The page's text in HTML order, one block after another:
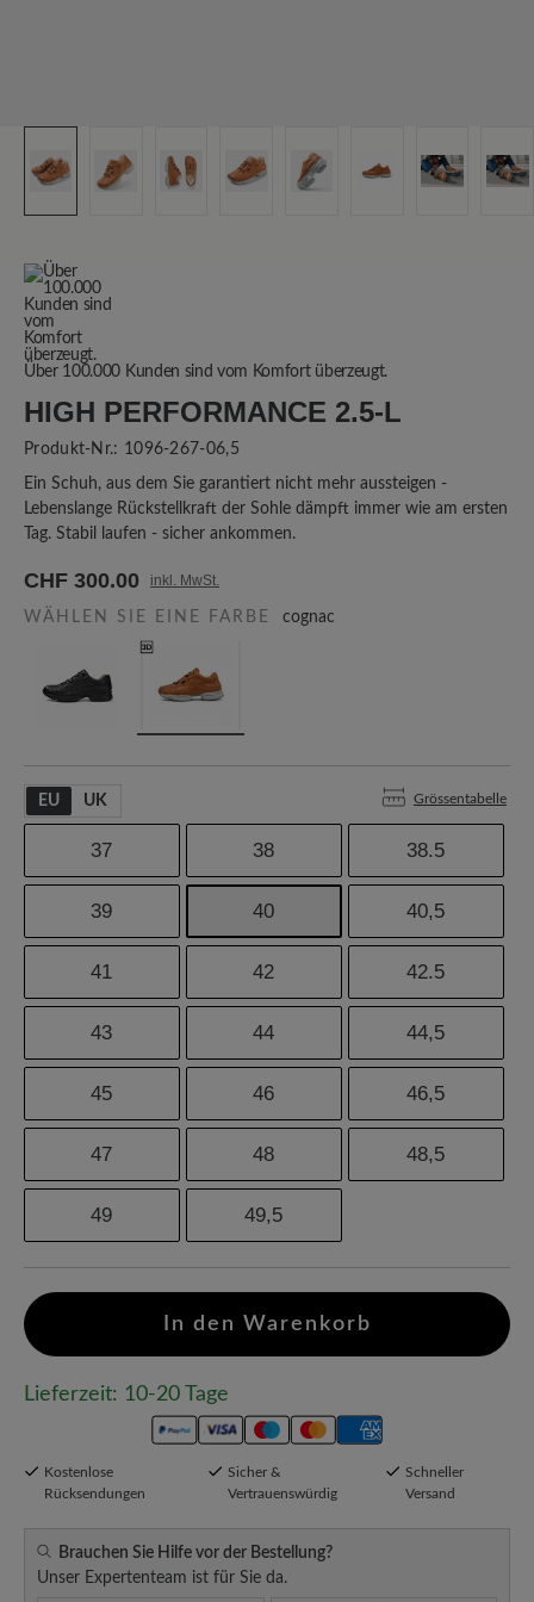
Über 100.000 Kunden sind vom Komfort überzeugt.
HIGH PERFORMANCE 2.5-L
Produkt-Nr.: 1096-267-06,5
Ein Schuh, aus dem Sie garantiert nicht mehr aussteigen -
Lebenslange Rückstellkraft der Sohle dämpft immer wie am ersten
Tag. Stabil laufen - sicher ankommen.
CHF 300.00 inkl. MwSt.
WÄHLEN SIE EINE FARBE cognac
EU UK Grössentabelle
37 38 38.5
39 40 40,5
41 42 42.5
43 44 44,5
45 46 46,5
47 48 48,5
49 49,5
In den Warenkorb
Lieferzeit: 10-20 Tage
Kostenlose
Rücksendungen
Sicher &
Vertrauenswürdig
Schneller
Versand
Brauchen Sie Hilfe vor der Bestellung?
Unser Expertenteam ist für Sie da.